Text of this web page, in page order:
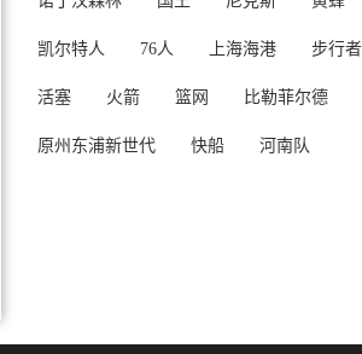
凯尔特人 76人 上海海港 步行者
活塞 火箭 篮网 比勒菲尔德
原州东浦新世代 快船 河南队